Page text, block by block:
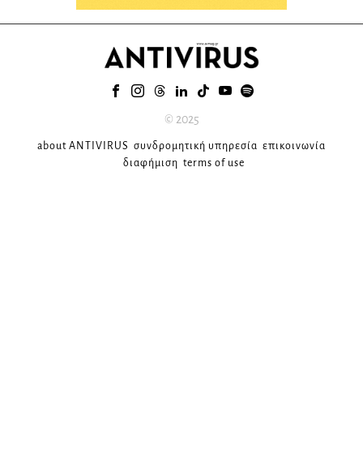
© 2025
about ANTIVIRUS συνδρομητική υπηρεσία επικοινωνία
διαφήμιση terms of use